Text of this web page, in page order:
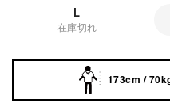
L
在庫切れ
173cm /